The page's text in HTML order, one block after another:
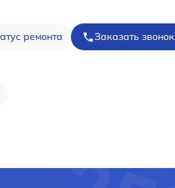
ремонта Заказать звонок